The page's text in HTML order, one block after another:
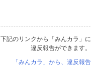
下記のリンクから「みんカラ」に
違反報告ができます。
「みんカラ」から、違反報